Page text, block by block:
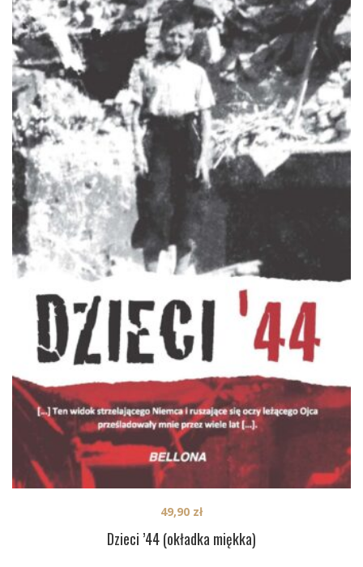
Dzieci ’44 (okładka miękka)
49,90 zł